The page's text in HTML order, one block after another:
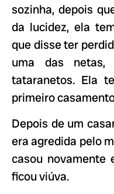
sozinha, depois
da lucidez, ela
que disse ter
uma das
tataranetos. Ela
primeiro
Depois de um
era agredida pelo
casou novamente
ficou viúva.